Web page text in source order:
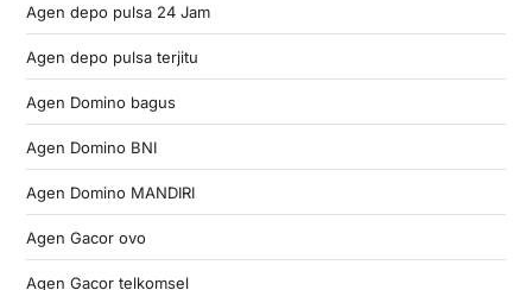
Agen depo pulsa 24 Jam
Agen depo pulsa terjitu
Agen Domino bagus
Agen Domino BNI
Agen Domino MANDIRI
Agen Gacor ovo
Agen Gacor telkomsel